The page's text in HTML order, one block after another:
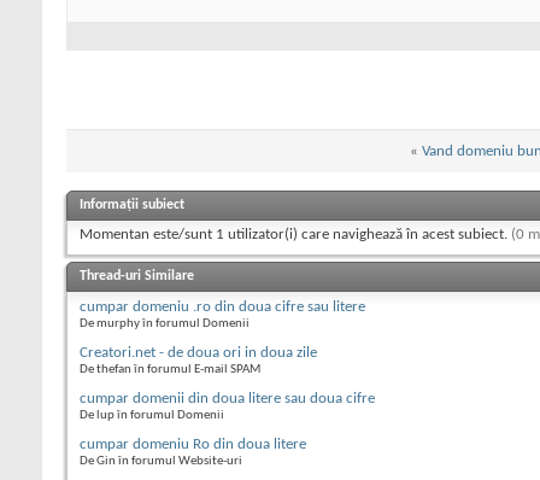
« Vand domeniu
Informații subiect
Momentan este/sunt 1 utilizator(i) care navighează în acest subiect. (0
Thread-uri Similare
cumpar domeniu .ro din doua cifre sau litere
De murphy în forumul Domenii
Creatori.net - de doua ori in doua zile
De thefan în forumul E-mail SPAM
cumpar domenii din doua litere sau doua cifre
De lup în forumul Domenii
cumpar domeniu Ro din doua litere
De Gin în forumul Website-uri